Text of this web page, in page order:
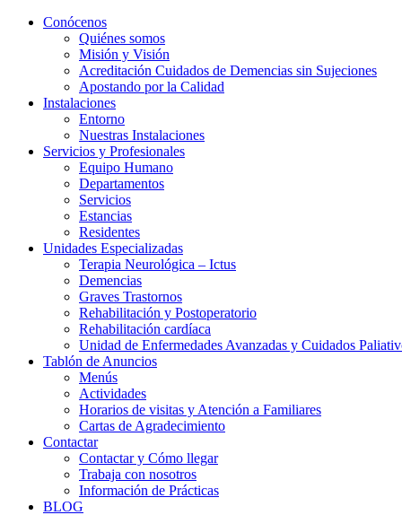
Conócenos
Quiénes somos
Misión y Visión
Acreditación Cuidados de Demencias sin Sujeciones
Apostando por la Calidad
Instalaciones
Entorno
Nuestras Instalaciones
Servicios y Profesionales
Equipo Humano
Departamentos
Servicios
Estancias
Residentes
Unidades Especializadas
Terapia Neurológica – Ictus
Demencias
Graves Trastornos
Rehabilitación y Postoperatorio
Rehabilitación cardíaca
Unidad de Enfermedades Avanzadas y Cuidados
Tablón de Anuncios
Menús
Actividades
Horarios de visitas y Atención a Familiares
Cartas de Agradecimiento
Contactar
Contactar y Cómo llegar
Trabaja con nosotros
Información de Prácticas
BLOG